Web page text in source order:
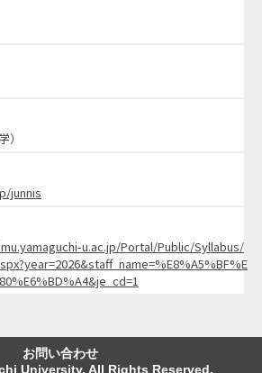
junnis
u.ac.jp/Portal/Public/Syllabus/
お問い合わせ
University. All Rights Reserved.